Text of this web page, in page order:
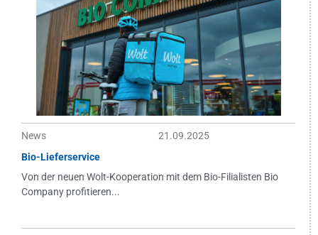
News
21.09.2025
Bio-Lieferservice
Von der neuen Wolt-Kooperation mit dem Bio-Filialisten Bio
Company profitieren...